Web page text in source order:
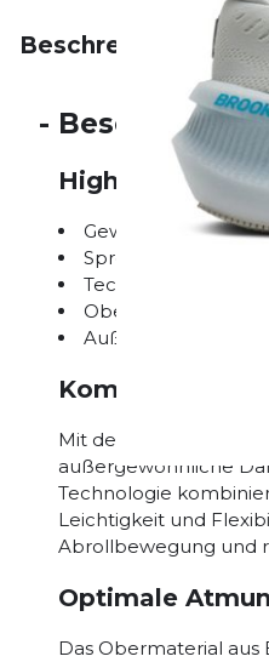
Beschreibung
- Beschreibung
Highlights auf
Gewicht: 300 g
Sprengung: 10 mm
Technologie: DNA
Obermaterial:
Außensohle:
Komfort und
Mit der integrierten
außergewöhnliche
Technologie
Leichtigkeit und
Abrollbewegung und
Optimale
Das Obermaterial